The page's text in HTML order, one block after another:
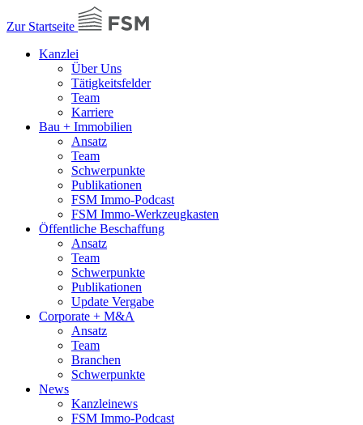
Zur Startseite
Kanzlei
Über Uns
Tätigkeitsfelder
Team
Karriere
Bau + Immobilien
Ansatz
Team
Schwerpunkte
Publikationen
FSM Immo-Podcast
FSM Immo-Werkzeugkasten
Öffentliche Beschaffung
Ansatz
Team
Schwerpunkte
Publikationen
Update Vergabe
Corporate + M&A
Ansatz
Team
Branchen
Schwerpunkte
News
Kanzleinews
FSM Immo-Podcast